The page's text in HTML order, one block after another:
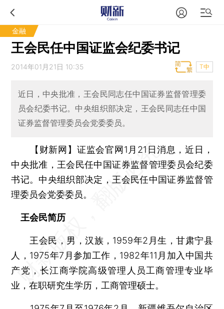
金融
王会民任中国证监会纪委书记
2014年01月21日 10:35 T中
近日，中央批准，王会民同志任中国证券监督管理委
员会纪委书记。中央组织部决定，王会民同志任中国
证券监督管理委员会党委委员。
【财新网】 证监会官网1月21日消息，近日，
中央批准，王会民任中国证券监督管理委员会纪委
书记。中央组织部决定，王会民任中国证券监督管
理委员会党委委员。
王会民简历
王会民，男，汉族，1959年2月生，甘肃宁县
人，1975年7月参加工作，1982年11月加入中国共
产党，长江商学院高级管理人员工商管理专业毕
业，在职研究生学历，工商管理硕士。